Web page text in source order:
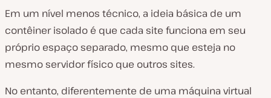
Em um nível menos técnico, a ideia básica de um
contêiner isolado é que cada site funciona em seu
próprio espaço separado, mesmo que esteja no
mesmo servidor físico que outros sites.
No entanto, diferentemente de uma máquina virtual